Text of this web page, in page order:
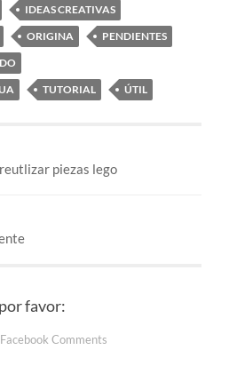
IDEAS CREATIVAS
ORIGINA
PENDIENTES
TUTORIAL ÚTIL
piezas lego
favor:
Facebook Comments